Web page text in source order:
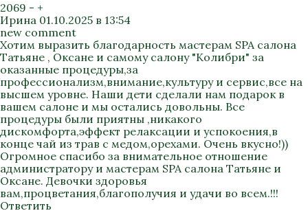
2069 - +
Ирина 01.10.2025 в 13:54
new comment
Хотим выразить благодарность мастерам SPA салона
Татьяне , Оксане и самому салону "Колибри" за
оказанные процедуры,за
профессионализм,внимание,культуру и сервис,все на
высшем уровне. Наши дети сделали нам подарок в
вашем салоне и мы остались довольны. Все
процедуры были приятны ,никакого
дискомфорта,эффект релаксации и успокоения,в
конце чай из трав с медом,орехами. Очень вкусно!))
Огромное спасибо за внимательное отношение
администратору и мастерам SPA салона Татьяне и
Оксане. Девочки здоровья
вам,процветания,благополучия и удачи во всем.!!!
Ответить